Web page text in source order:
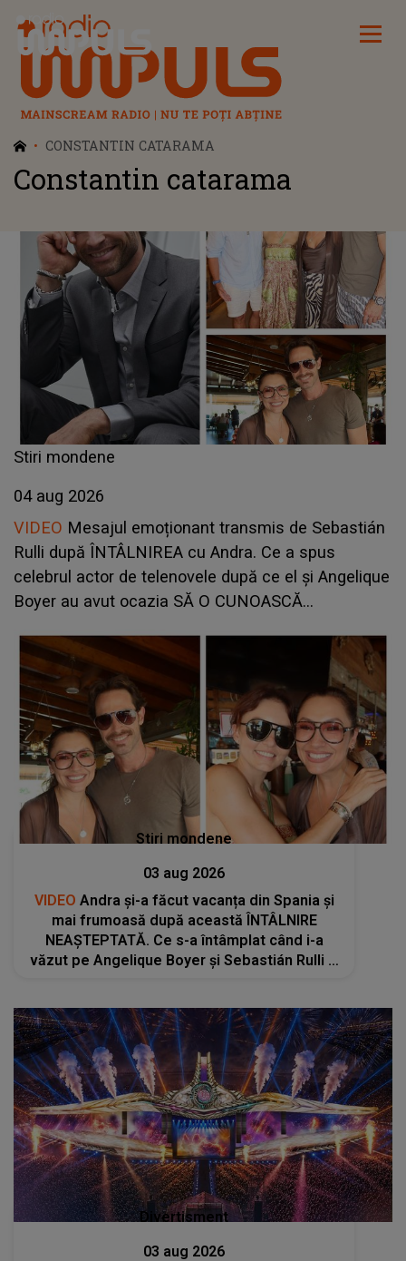
Radio Impuls
CONSTANTIN CATARAMA
Constantin catarama
Stiri mondene
04 aug 2026
VIDEO Mesajul emoționant transmis de Sebastián
Rulli după ÎNTÂLNIREA cu Andra. Ce a spus
celebrul actor de telenovele după ce el și Angelique
Boyer au avut ocazia SĂ O CUNOASCĂ
Stiri mondene
03 aug 2026
VIDEO Andra și-a făcut vacanța din Spania și
mai frumoasă după această ÎNTÂLNIRE
NEAȘTEPTATĂ. Ce s-a întâmplat când i-a
văzut pe Angelique Boyer și Sebastián Rulli și
Divertisment
03 aug 2026